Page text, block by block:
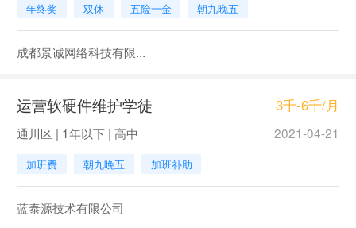
年终奖 双休 五险一金 朝九晚五
成都景诚网络科技有限...
运营软硬件维护学徒 3千-6千/月
通川区 | 1年以下 | 高中 2021-04-21
加班费 朝九晚五 加班补助
蓝泰源技术有限公司